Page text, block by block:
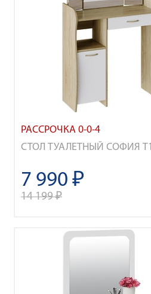
РАССРОЧКА 0-0-4
СТОЛ ТУАЛЕТНЫЙ СОФИЯ Т1
7 990 ₽
14 199 ₽